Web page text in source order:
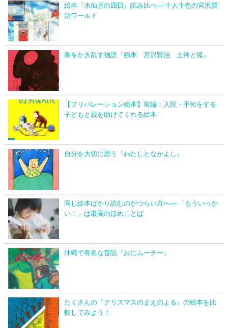
絵本『水仙月の四日』読み比べ― 十人十色の宮沢賢
治ワールド
胸をかき乱す物語『画本 宮沢賢治 土神と狐』
【プリパレーション絵本】前編：入院・手術をする
子どもと親を助けてくれる絵本
自分を大切に思う『わたしとなかよし』
同じ絵本ばかり読むのがつらい方へ― 「もういっか
い！」は最高のほめことば
沖縄で有名な昔話『おにムーチー』
たくさんの『クリスマスのまえのよる』の絵本を比
較してみよう！